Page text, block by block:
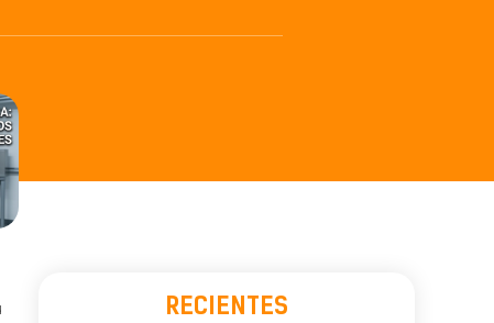
RECIENTES